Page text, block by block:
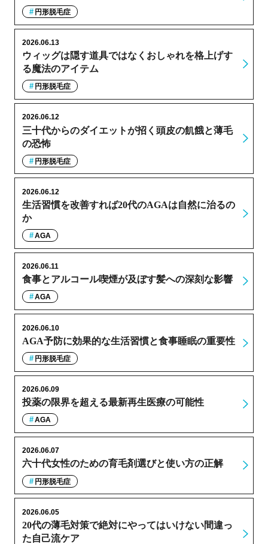
円形脱毛症
ウィッグは隠す道具ではなくおしゃれを格上げす
る魔法のアイテム
2026.06.13
円形脱毛症
三十代からのダイエットが招く頭皮の飢餓と薄毛
の恐怖
2026.06.12
円形脱毛症
生活習慣を改善すれば20代のAGAは自然に治るの
か
2026.06.12
AGA
食事とアルコール喫煙が及ぼす髪への深刻な影響
2026.06.11
AGA
AGA予防に効果的な生活習慣と食事睡眠の重要性
2026.06.10
円形脱毛症
投薬の限界を超える最新再生医療の可能性
2026.06.09
AGA
六十代女性のための育毛剤選びと使い方の正解
2026.06.07
円形脱毛症
20代の薄毛対策で絶対にやってはいけない間違っ
た自己流ケア
2026.06.05